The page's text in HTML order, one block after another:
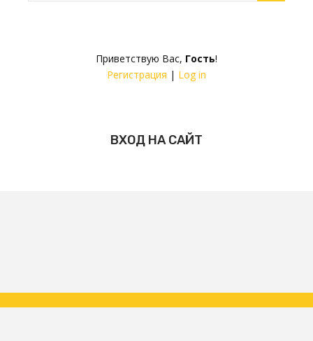
Приветствую Вас, Гость!
Регистрация | Log in
ВХОД НА САЙТ